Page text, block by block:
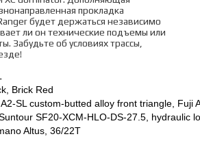
прокладка
будет держаться независимо
ли он технические подъемы или
Забудьте об условиях трассы,
Brick Red
SL custom-butted alloy front triangle, Fuji
SF20-XCM-HLO-DS-27.5, hydraulic
Altus, 36/22T